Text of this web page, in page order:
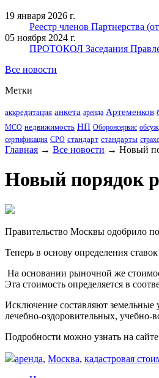
19 января 2026 г.
Реестр членов Партнерства
05 ноября 2024 г.
ПРОТОКОЛ Заседания
Все новости
Метки
аккредитация анкета аренда Артеменков
МСО недвижимость НП Оборонсервис
сертификация СРО стандарт стандарты
Главная → Все новости → Новый
Новый порядок
Правительство Москвы одобрило
Теперь в основу определения
На основании рыночной же
Эта стоимость определяется в
Исключение составляют земельные
лечебно-оздоровительных, учебно-
Подробности можно узнать на сайте
аренда, Москва, кадастровая